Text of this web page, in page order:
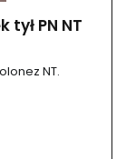
PN NT
NT.